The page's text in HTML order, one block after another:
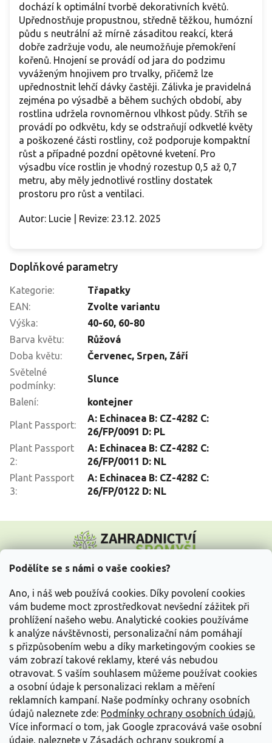
Podělíte se s námi o vaše cookies?
Ano, i náš web používá cookies. Díky povolení cookies
vám budeme moct zprostředkovat nevšední zážitek při
prohlížení našeho webu. Analytické cookies používáme
k analýze návštěvnosti, personalizační nám pomáhají
s přizpůsobením webu a díky marketingovým cookies se
vám zobrazí takové reklamy, které vás nebudou
otravovat. S vaším souhlasem můžeme používat cookies
a osobní údaje k personalizaci reklam a měření
reklamních kampaní. Naše podmínky ochrany osobních
údajů naleznete zde: Podmínky ochrany osobních údajů.
Více informací o tom, jak Google zpracovává vaše osobní
údaje, naleznete v Zásadách ochrany soukromí a
dochází k optimální tvorbě dekorativních květů.
Upřednostňuje propustnou, středně těžkou, humózní
půdu s neutrální až mírně zásaditou reakcí, která
dobře zadržuje vodu, ale neumožňuje přemokření
kořenů. Hnojení se provádí od jara do podzimu
vyváženým hnojivem pro trvalky, přičemž lze
upřednostnit lehčí dávky častěji. Zálivka je pravidelná
zejména po výsadbě a během suchých období, aby
rostlina udržela rovnoměrnou vlhkost půdy. Střih se
provádí po odkvětu, kdy se odstraňují odkvetlé květy
a poškozené části rostliny, což podporuje kompaktní
růst a případné pozdní opětovné kvetení. Pro
výsadbu více rostlin je vhodný rozestup 0,5 až 0,7
metru, aby měly jednotlivé rostliny dostatek
prostoru pro růst a ventilaci.
Autor: Lucie | Revize: 23.12. 2025
Doplňkové parametry
Kategorie:
Třapatky
EAN:
Zvolte variantu
Výška: 40-60, 60-80
Barva květu:
Růžová
Doba květu: Červenec, Srpen, Září
Světelné
podmínky:
Slunce
Balení: kontejner
Plant Passport:
A: Echinacea B: CZ-4282 C:
26/FP/0091 D: PL
Plant Passport
2:
A: Echinacea B: CZ-4282 C:
26/FP/0011 D: NL
Plant Passport
3:
A: Echinacea B: CZ-4282 C:
26/FP/0122 D: NL
p
Vše o nákupu
Informace pro Vás
Kontakujte nás